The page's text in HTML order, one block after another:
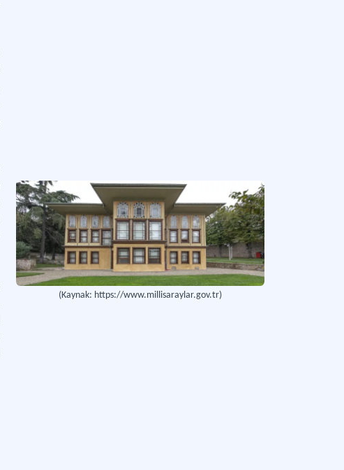
(Kaynak: https://www.millisaraylar.gov.tr)